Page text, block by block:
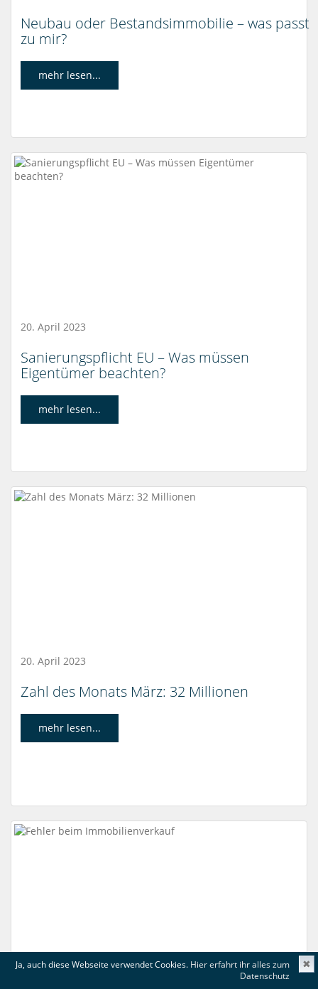
Ja, auch diese Webseite verwendet Cookies. Hier erfahrt ihr alles zum
Datenschutz
✖
Neubau oder Bestandsimmobilie – was passt
zu mir?
mehr lesen...
20. April 2023
Sanierungspflicht EU – Was müssen
Eigentümer beachten?
mehr lesen...
20. April 2023
Zahl des Monats März: 32 Millionen
mehr lesen...